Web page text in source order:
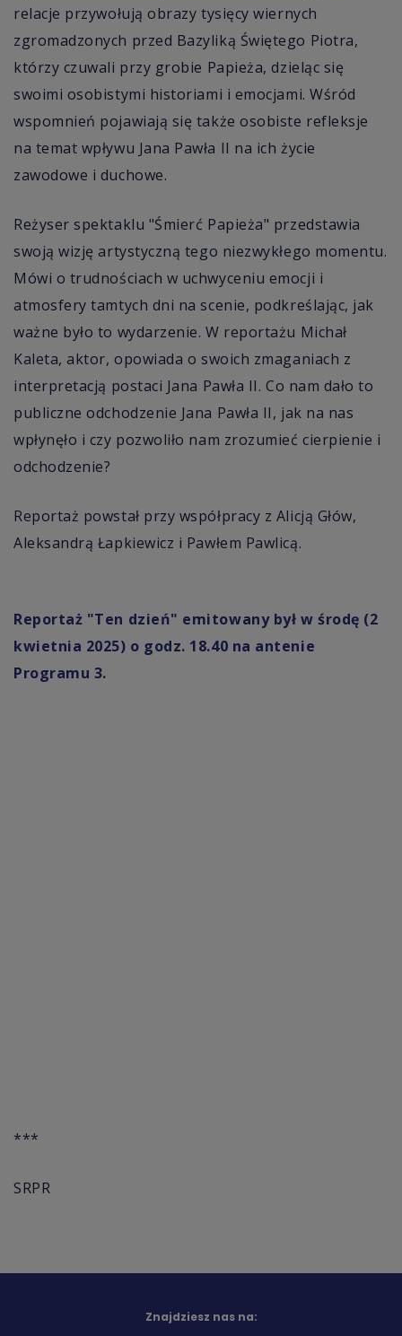
relacje przywołują obrazy tysięcy wiernych
zgromadzonych przed Bazyliką Świętego Piotra,
którzy czuwali przy grobie Papieża, dzieląc się
swoimi osobistymi historiami i emocjami. Wśród
wspomnień pojawiają się także osobiste refleksje
na temat wpływu Jana Pawła II na ich życie
zawodowe i duchowe.
Reżyser spektaklu "Śmierć Papieża" przedstawia
swoją wizję artystyczną tego niezwykłego momentu.
Mówi o trudnościach w uchwyceniu emocji i
atmosfery tamtych dni na scenie, podkreślając, jak
ważne było to wydarzenie. W reportażu Michał
Kaleta, aktor, opowiada o swoich zmaganiach z
interpretacją postaci Jana Pawła II. Co nam dało to
publiczne odchodzenie Jana Pawła II, jak na nas
wpłynęło i czy pozwoliło nam zrozumieć cierpienie i
odchodzenie?
Reportaż powstał przy współpracy z Alicją Głów,
Aleksandrą Łapkiewicz i Pawłem Pawlicą.
Reportaż "Ten dzień" emitowany był w środę (2
kwietnia 2025) o godz. 18.40 na antenie
Programu 3.
***
SRPR
Znajdziesz nas na: